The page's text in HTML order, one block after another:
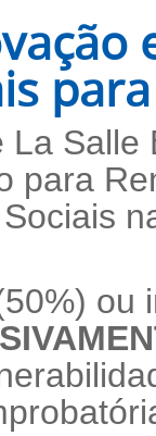
La Salle
para
ou